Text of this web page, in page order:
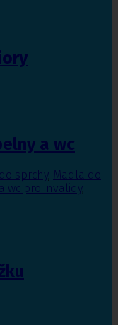
a wc
sprchy, Madla do
wc pro invalidy,